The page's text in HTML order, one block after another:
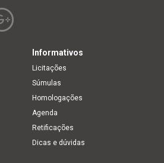
Informativos
Licitações
Súmulas
Homologações
Agenda
Retificações
Dicas e dúvidas